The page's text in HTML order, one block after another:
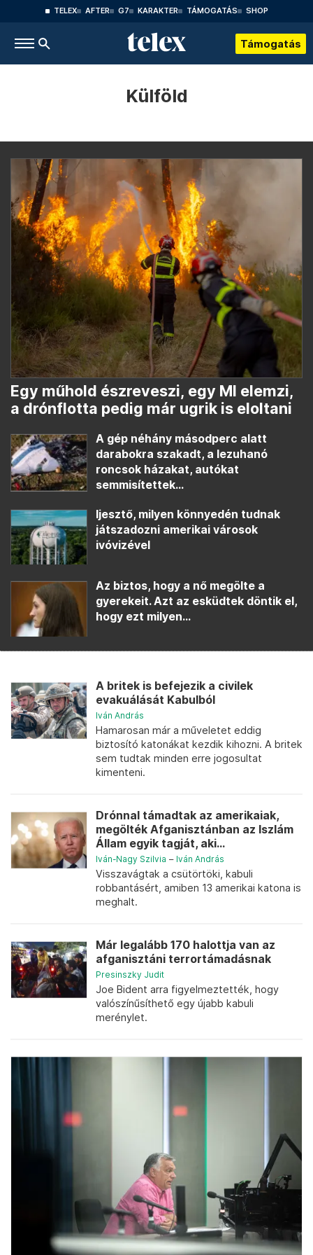
TELEX AFTER G7 KARAKTER TÁMOGATÁS SHOP
Támogatás
Külföld
Egy műhold észreveszi, egy MI elemzi,
a drónflotta pedig már ugrik is eloltani
A gép néhány másodperc alatt
darabokra szakadt, a lezuhanó
roncsok házakat, autókat
semmisítettek...
Ijesztő, milyen könnyedén tudnak
játszadozni amerikai városok
ivóvizével
Az biztos, hogy a nő megölte a
gyerekeit. Azt az esküdtek döntik el,
hogy ezt milyen...
A britek is befejezik a civilek
evakuálását Kabulból
Iván András
Hamarosan már a műveletet eddig
biztosító katonákat kezdik kihozni. A britek
sem tudtak minden erre jogosultat
kimenteni.
Drónnal támadtak az amerikaiak,
megölték Afganisztánban az Iszlám
Állam egyik tagját, aki...
Iván-Nagy Szilvia – Iván András
Visszavágtak a csütörtöki, kabuli
robbantásért, amiben 13 amerikai katona is
meghalt.
Már legalább 170 halottja van az
afganisztáni terrortámadásnak
Presinszky Judit
Joe Bident arra figyelmeztették, hogy
valószínűsíthető egy újabb kabuli
merénylet.